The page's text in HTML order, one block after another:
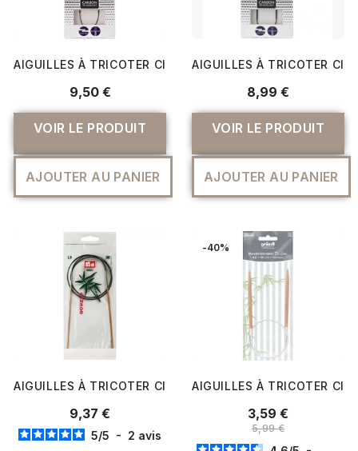
AIGUILLES À TRICOTER CIRCULAIRES ERGONOMIQUES
9,50 €
VOIR LE PRODUIT
AJOUTER AU PANIER
AIGUILLES À TRICOTER
8,99 €
VOIR LE PRODUIT
AJOUTER AU PANIER
AIGUILLES À TRICOTER CIRCULAIRES FIXE 80CM EN
9,37 €
5/5 - 2 avis
-40%
AIGUILLES À TRICOTER
3,59 €
5,99 €